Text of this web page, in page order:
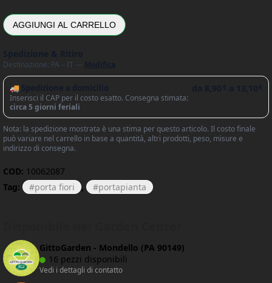
AGGIUNGI AL CARRELLO
Destinazione: PA – IT —
🚚 Spedizione a domicilio
Inserisci il CAP per il costo esatto. Consegna stimata:
circa 5 giorni feriali
Nota: la spedizione mostrata è una stima per questo articolo. Il costo finale
può variare nel carrello in base a quantità, altri prodotti, peso, misure e
indirizzo di consegna.
COD: 10062087
Tag:
porta fiori , portapianta
GittoGarden - Mondello (PA 90149)
16 pezzi disponibili
Vedi i dettagli di contatto